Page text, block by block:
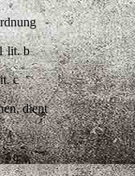
lit. b
c
dient